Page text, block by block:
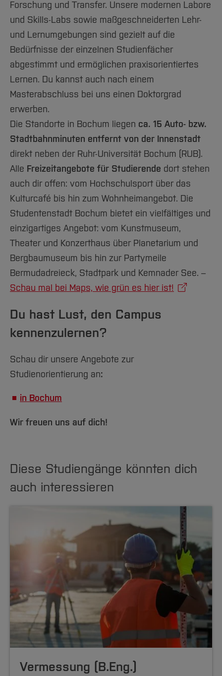
Forschung und Transfer. Unsere modernen Labore
und Skills-Labs sowie maßgeschneiderten Lehr-
und Lernumgebungen sind gezielt auf die
Bedürfnisse der einzelnen Studienfächer
abgestimmt und ermöglichen praxisorientiertes
Lernen. Du kannst auch nach einem
Masterabschluss bei uns einen Doktorgrad
erwerben.
Die Standorte in Bochum liegen ca. 15 Auto- bzw.
Stadtbahnminuten entfernt von der Innenstadt
direkt neben der Ruhr-Universität Bochum (RUB).
Alle Freizeitangebote für Studierende dort stehen
auch dir offen: vom Hochschulsport über das
Kulturcafé bis hin zum Wohnheimangebot. Die
Studentenstadt Bochum bietet ein vielfältiges und
einzigartiges Angebot: vom Kunstmuseum,
Theater und Konzerthaus über Planetarium und
Bergbaumuseum bis hin zur Partymeile
Bermudadreieck, Stadtpark und Kemnader See. –
Schau mal bei Maps, wie grün es hier ist!
Du hast Lust, den Campus
kennenzulernen?
Schau dir unsere Angebote zur
Studienorientierung an:
in Bochum
Wir freuen uns auf dich!
Diese Studiengänge könnten dich
auch interessieren
Vermessung (B.Eng.)